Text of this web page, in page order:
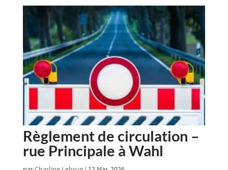
Règlement de circulation –
rue Principale à Wahl